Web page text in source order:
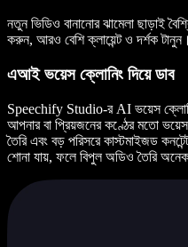
নতুন ভিডিও বানানোর ঝামেলা ছাড়াই
করুন, আরও বেশি ক্লায়েন্ট ও দর্শক টানুন।
এআই ভয়েস ক্লোনিং দিয়ে ডাব
Speechify Studio-র AI ভয়েস
আপনার বা প্রিয়জনের কণ্ঠের মতো
তৈরি এবং বড় পরিসরে কাস্টমাইজড
শোনা যায়, ফলে বিপুল অডিও তৈরি